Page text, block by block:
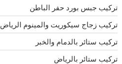
تركيب جبس بورد حفر الباطن
تركيب زجاج سيكوريت والمينوم الرياض
تركيب ستائر بالدمام والخبر
تركيب ستائر بالرياض